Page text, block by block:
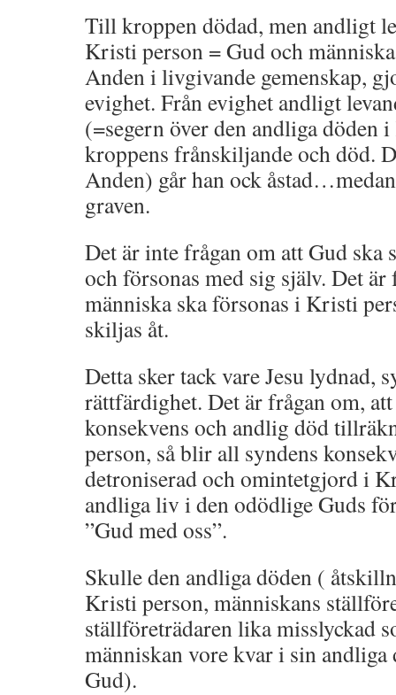
Till kroppen dödad, men andligt
Kristi person = Gud och
Anden i livgivande gemenskap,
evighet. Från evighet andligt
(=segern över den andliga
kroppens frånskiljande och död.
Anden) går han ock
graven.
Det är inte frågan om att Gud
och försonas med sig själv. Det
människa ska försonas i Kristi
skiljas åt.
Detta sker tack vare Jesu lydnad,
rättfärdighet. Det är frågan om,
konsekvens och andlig död
person, så blir all syndens
detroniserad och omintetgjord i
andliga liv i den odödlige Guds
”Gud med oss”.
Skulle den andliga döden (
Kristi person, människans
ställföreträdaren lika misslyckad
människan vore kvar i sin
Gud).